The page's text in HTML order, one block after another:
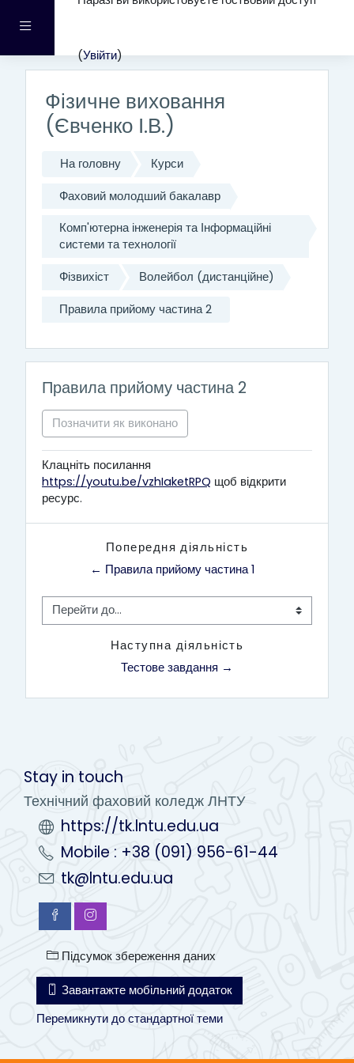
Бокова панель
(Увійти)
Перейти до головного вмісту
Фізичне виховання
(Євченко І.В.)
На головну Курси
Фаховий молодший бакалавр
Комп'ютерна інженерія та Інформаційні
системи та технології
Фізвихіст Волейбол (дистанційне)
Правила прийому частина 2
Правила прийому частина 2
Позначити як виконано
Клацніть посилання
https://youtu.be/vzhIaketRPQ щоб відкрити
ресурс.
Попередня діяльність
← Правила прийому частина 1
Перейти до...
Наступна діяльність
Тестове завдання →
Stay in touch
Технічний фаховий коледж ЛНТУ
https://tk.lntu.edu.ua
Mobile : +38 (091) 956-61-44
tk@lntu.edu.ua
Підсумок збереження даних
Завантажте мобільний додаток
Перемикнути до стандартної теми